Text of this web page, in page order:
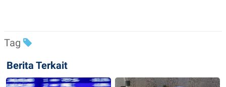
SITEMAPPROFILETERM
USE
Tag
Berita Terkait